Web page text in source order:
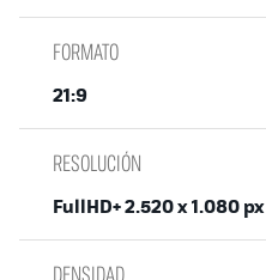
FORMATO
21:9
RESOLUCIÓN
FullHD+ 2.520 x 1.080 px